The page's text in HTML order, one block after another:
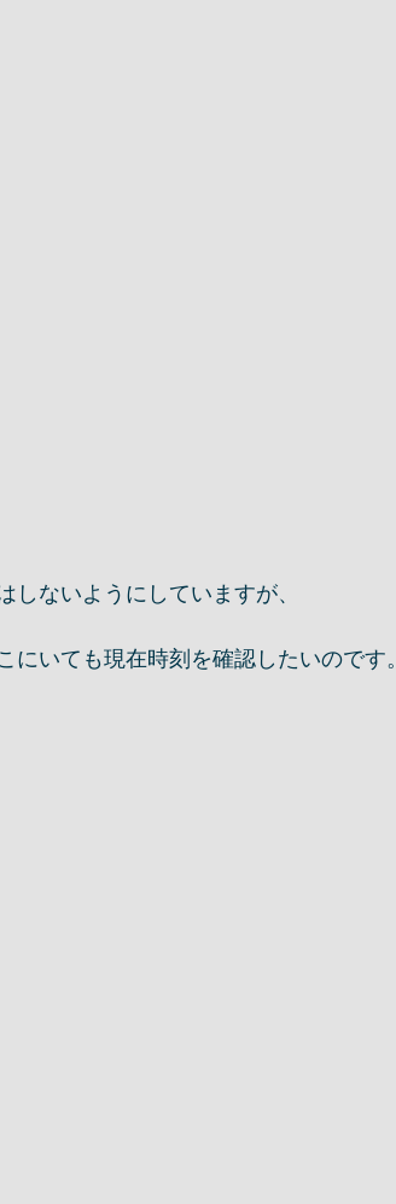
しないようにしていますが、
にいても現在時刻を確認したいのです。